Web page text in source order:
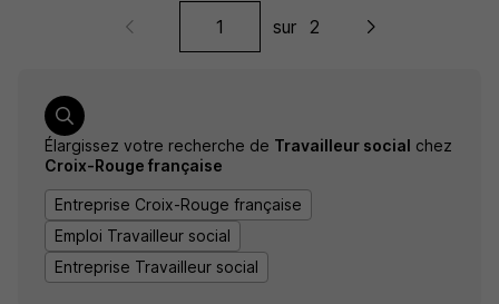
sur 2
Élargissez votre recherche de Travailleur social chez
Croix-Rouge française
Entreprise Croix-Rouge française
Emploi Travailleur social
Entreprise Travailleur social